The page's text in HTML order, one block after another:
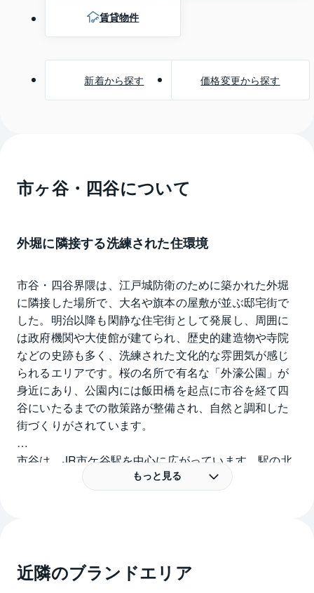
賃貸物件
新着から探す 価格変更から探す
市ヶ谷・四谷について
外堀に隣接する洗練された住環境
市谷・四谷界隈は、江戸城防衛のために築かれた外堀
に隣接した場所で、大名や旗本の屋敷が並ぶ邸宅街で
した。明治以降も閑静な住宅街として発展し、周囲に
は政府機関や大使館が建てられ、歴史的建造物や寺院
などの史跡も多く、洗練された文化的な雰囲気が感じ
られるエリアです。桜の名所で有名な「外濠公園」が
身近にあり、公園内には飯田橋を起点に市谷を経て四
谷にいたるまでの散策路が整備され、自然と調和した
街づくりがされています。
市谷は、JR市ケ谷駅を中心に広がっています。駅の北
側は新宿区に属し、市谷エリアという場合には、東は
牛込中央通りから神楽坂の手前あたりまで、北は大久
谷佐内町、市谷鷹匠町など「市谷」を冠した町名が多
数存在します。そのほか、納戸町、払方町など歴史的
もっと見る
近隣のブランドエリア